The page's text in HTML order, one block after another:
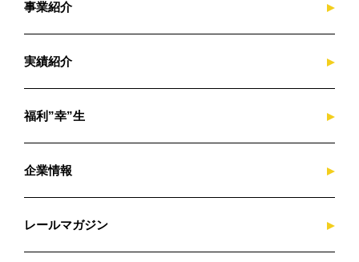
事業紹介
実績紹介
福利”幸”生
企業情報
レールマガジン